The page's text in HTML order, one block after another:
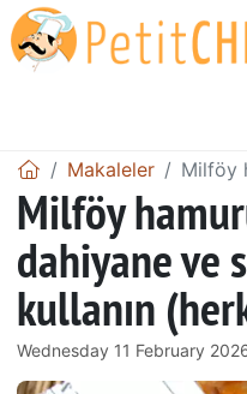
Makaleler Milföy
Milföy
dahiyane ve
kullanın
Wednesday 11 February